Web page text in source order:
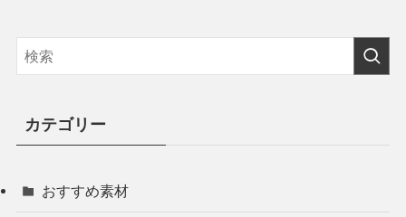
カテゴリー
おすすめ素材